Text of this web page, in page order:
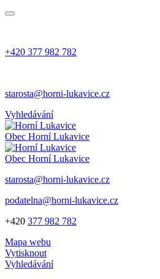
+420 377 982 782
starosta@horni-lukavice.cz
Vyhledávání
Obec Horní Lukavice
Obec Horní Lukavice
starosta@horni-lukavice.cz
podatelna@horni-lukavice.cz
+420 377 982 782
Mapa webu
Vytisknout
Vyhledávání